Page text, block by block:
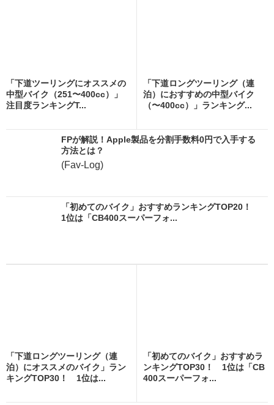
「下道ツーリングにオススメの
中型バイク（251〜400cc）」
注目度ランキングT...
「下道ロングツーリング（連
泊）におすすめの中型バイク
（〜400cc）」ランキング...
FPが解説！Apple製品を分割手数料0円で入手する
方法とは？
(Fav-Log)
「初めてのバイク」おすすめランキングTOP20！
1位は「CB400スーパーフォ...
「下道ロングツーリング（連
泊）にオススメのバイク」ラン
キングTOP30！ 1位は...
「初めてのバイク」おすすめラ
ンキングTOP30！ 1位は「CB
400スーパーフォ...